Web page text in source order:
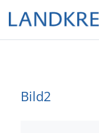
Bild2